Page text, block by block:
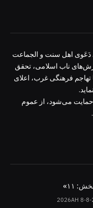
دَعَوی اهل سنت و الجماعت
ناب اسلامی، تحقق
فرهنگی غرب، اعلای
حمایت می‌شود، از عموم
۱۱»